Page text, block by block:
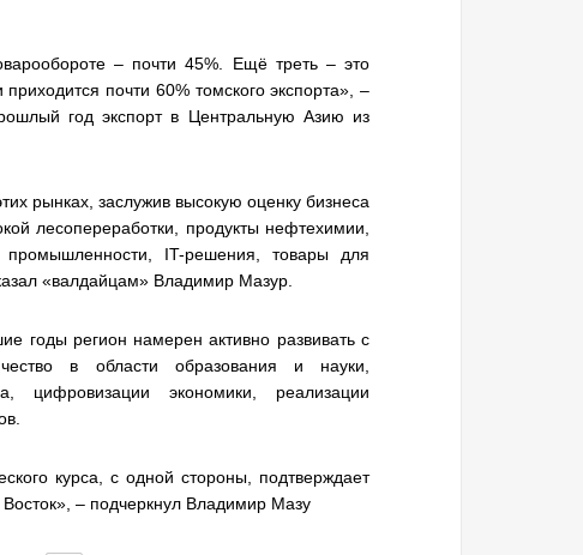
– почти 45%. Ещё треть – это
почти 60% томского экспорта», –
год экспорт в Центральную Азию из
рынках, заслужив высокую оценку бизнеса
лесопереработки, продукты нефтехимии,
промышленности, IT-решения, товары для
«валдайцам» Владимир Мазур.
годы регион намерен активно развивать с
в области образования и науки,
цифровизации экономики, реализации
курса, с одной стороны, подтверждает
– подчеркнул Владимир Мазу